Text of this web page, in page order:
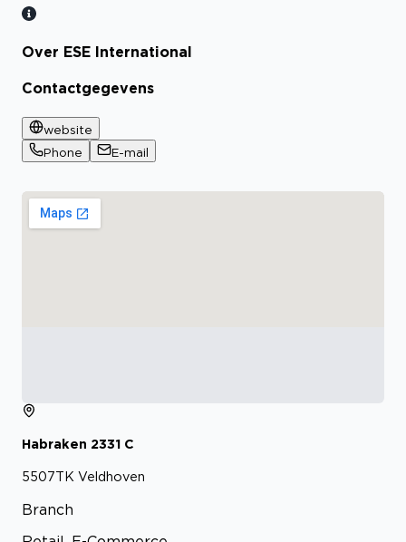
Over ESE International
Contactgegevens
website
Phone
E-mail
Habraken 2331 C
5507TK Veldhoven
Branch